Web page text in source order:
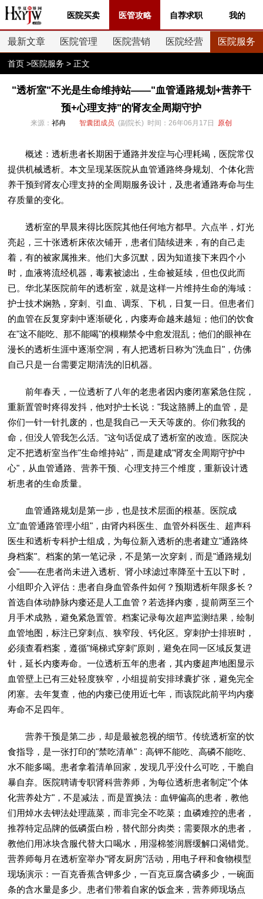
医院买卖 医管攻略 自荐求职 我的
最新文章 医院管理 医院营销 医院经营 医院服务
首页 >医院服务 > 正文
"透析室"不光是生命维持站——"血管通路规划+营养干
预+心理支持"的肾友全周期守护
来源：祁冉 智囊团成员 (副院长) 时间：26年06月17日 原创
概述：透析患者长期困于通路并发症与心理耗竭，医院常仅
提供机械透析。本文呈现某医院从血管通路终身规划、个体化营
养干预到肾友心理支持的全周期服务设计，及患者通路寿命与生
存质量的变化。
透析室的早晨来得比医院其他任何地方都早。六点半，灯光
亮起，三十张透析床依次铺开，患者们陆续进来，有的自己走
着，有的被家属推来。他们大多沉默，因为知道接下来四个小
时，血液将流经机器，毒素被滤出，生命被延续，但也仅此而
已。华北某医院前年的透析室，就是这样一片维持生命的海域：
护士技术娴熟，穿刺、引血、调泵、下机，日复一日。但患者们
的血管在反复穿刺中逐渐硬化，内瘘寿命越来越短；他们的饮食
在"这不能吃、那不能喝"的模糊禁令中愈发混乱；他们的眼神在
漫长的透析生涯中逐渐空洞，有人把透析日称为"洗血日"，仿佛
自己只是一台需要定期清洗的旧机器。
前年春天，一位透析了八年的老患者因内瘘闭塞紧急住院，
重新置管时疼得发抖，他对护士长说："我这胳膊上的血管，是
你们一针一针扎废的，也是我自己一天天等废的。你们救我的
命，但没人管我怎么活。"这句话促成了透析室的改造。医院决
定不把透析室当作"生命维持站"，而是建成"肾友全周期守护中
心"，从血管通路、营养干预、心理支持三个维度，重新设计透
析患者的生命质量。
血管通路规划是第一步，也是技术层面的根基。医院成
立"血管通路管理小组"，由肾内科医生、血管外科医生、超声科
医生和透析专科护士组成，为每位新入透析的患者建立"通路终
身档案"。档案的第一笔记录，不是第一次穿刺，而是"通路规划
会"——在患者尚未进入透析、肾小球滤过率降至十五以下时，
小组即介入评估：患者自身血管条件如何？预期透析年限多长？
首选自体动静脉内瘘还是人工血管？若选择内瘘，提前两至三个
月手术成熟，避免紧急置管。档案记录每次超声监测结果，绘制
血管地图，标注已穿刺点、狭窄段、钙化区。穿刺护士排班时，
必须查看档案，遵循"绳梯式穿刺"原则，避免在同一区域反复进
针，延长内瘘寿命。一位透析五年的患者，其内瘘超声地图显示
血管壁上已有三处轻度狭窄，小组提前安排球囊扩张，避免完全
闭塞。去年复查，他的内瘘已使用近七年，而该院此前平均内瘘
寿命不足四年。
营养干预是第二步，却是最被忽视的细节。传统透析室的饮
食指导，是一张打印的"禁吃清单"：高钾不能吃、高磷不能吃、
水不能多喝。患者拿着清单回家，发现几乎没什么可吃，干脆自
暴自弃。医院聘请专职肾科营养师，为每位透析患者制定"个体
化营养处方"，不是减法，而是置换法：血钾偏高的患者，教他
们用焯水去钾法处理蔬菜，而非完全不吃菜；血磷难控的患者，
推荐特定品牌的低磷蛋白粉，替代部分肉类；需要限水的患者，
教他们用冰块含服代替大口喝水，用湿棉签润唇缓解口渴错觉。
营养师每月在透析室举办"肾友厨房"活动，用电子秤和食物模型
现场演示：一百克香蕉含钾多少，一百克豆腐含磷多少，一碗面
条的含水量是多少。患者们带着自家的饭盒来，营养师现场点